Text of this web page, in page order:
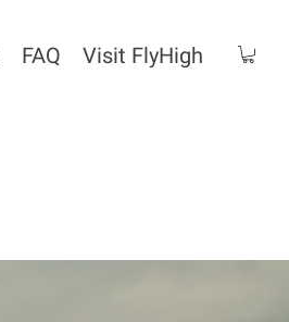
FAQ Visit FlyHigh